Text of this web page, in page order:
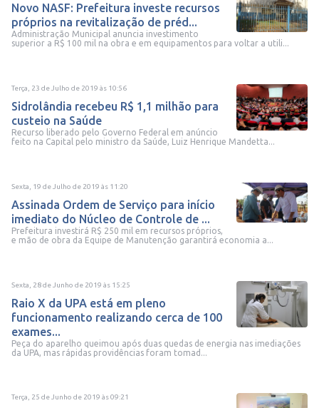
Novo NASF: Prefeitura investe recursos
próprios na revitalização de préd...
Administração Municipal anuncia investimento
superior a R$ 100 mil na obra e em equipamentos para voltar a utili...
Terça, 23 de Julho de 2019 às 10:56
Sidrolândia recebeu R$ 1,1 milhão para
custeio na Saúde
Recurso liberado pelo Governo Federal em anúncio
feito na Capital pelo ministro da Saúde, Luiz Henrique Mandetta...
Sexta, 19 de Julho de 2019 às 11:20
Assinada Ordem de Serviço para início
imediato do Núcleo de Controle de ...
Prefeitura investirá R$ 250 mil em recursos próprios,
e mão de obra da Equipe de Manutenção garantirá economia a...
Sexta, 28 de Junho de 2019 às 15:25
Raio X da UPA está em pleno
funcionamento realizando cerca de 100
exames...
Peça do aparelho queimou após duas quedas de energia nas imediações
da UPA, mas rápidas providências foram tomad...
Terça, 25 de Junho de 2019 às09:21